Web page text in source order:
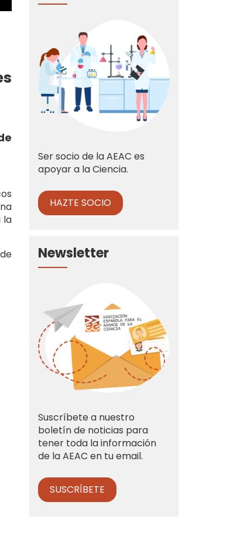
la
Ser socio de la AEAC es
apoyar a la Ciencia.
HAZTE SOCIO
Newsletter
Suscríbete a nuestro
boletín de noticias para
tener toda la información
de la AEAC en tu email.
SUSCRÍBETE